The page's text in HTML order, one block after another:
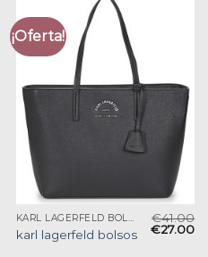
¡Oferta!
KARL LAGERFELD BOLSOS
karl lagerfeld bolsos
€41.00
€27.00